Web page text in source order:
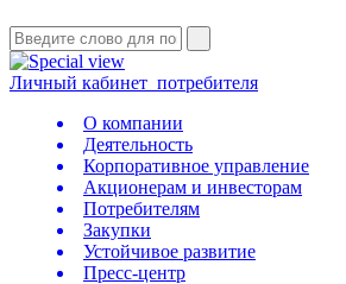
Личный кабинет потребителя
О компании
Деятельность
Корпоративное управление
Акционерам и инвесторам
Потребителям
Закупки
Устойчивое развитие
Пресс-центр